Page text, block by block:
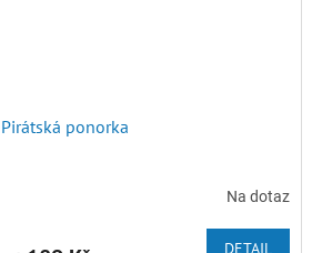
Pirátská ponorka
Na dotaz
DETAIL